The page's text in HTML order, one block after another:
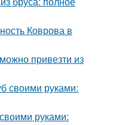
Коврова в
привезти из
своими руками:
руками: